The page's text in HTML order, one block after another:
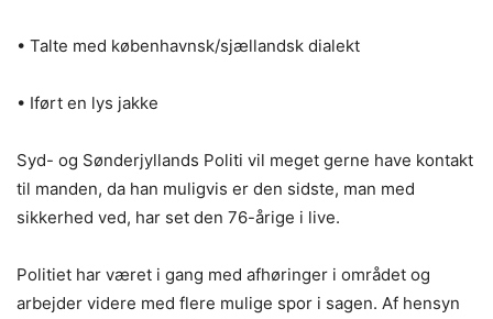
• Talte med københavnsk/sjællandsk dialekt
• Iført en lys jakke
Syd- og Sønderjyllands Politi vil meget gerne have kontakt
til manden, da han muligvis er den sidste, man med
sikkerhed ved, har set den 76-årige i live.
Politiet har været i gang med afhøringer i området og
arbejder videre med flere mulige spor i sagen. Af hensyn